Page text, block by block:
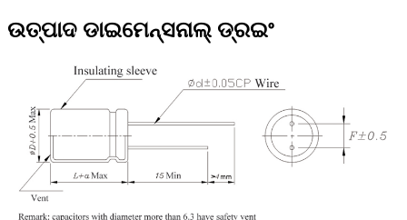
ଉତ୍ପାଦ ଡାଇମେନ୍ସନାଲ୍ ଡ୍ରଇଂ